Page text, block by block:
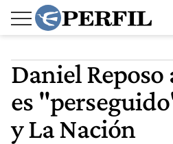
Daniel
es
y La Nación